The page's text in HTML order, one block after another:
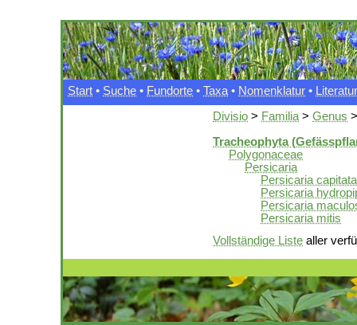
Start • Suche • Fundorte • Taxa • Nomenklatur • Literatur
Divisio > Familia > Genus
Tracheophyta
Polygonaceae
Persicaria
Persicaria capitata
Persicaria
Persicaria
Persicaria mitis
Vollständige Liste aller